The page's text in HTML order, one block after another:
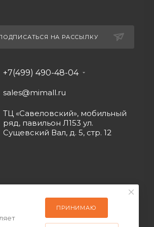
НА РАССЫЛКУ
+7(499) 490-48-04
sales@mimall.ru
ТЦ «Савеловский», мобильный
ряд, павильон Л153 ул.
Сущевский Вал, д. 5, стр. 12
ПРИНИМАЮ